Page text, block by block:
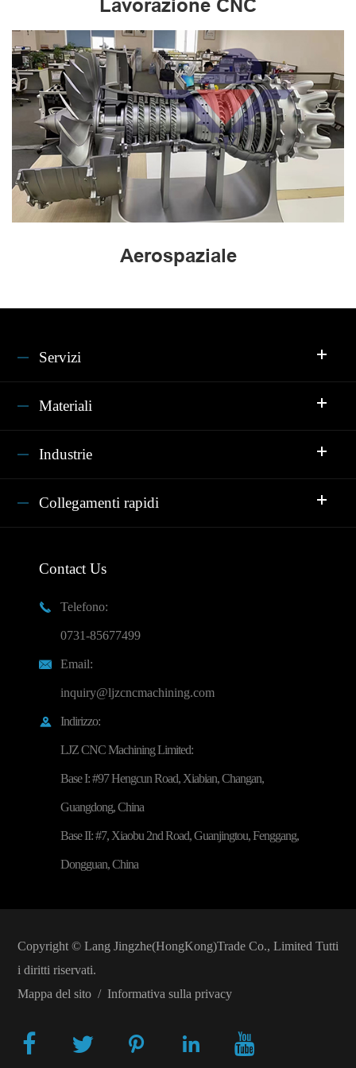
Lavorazione CNC
Aerospaziale
Servizi
Materiali
Industrie
Collegamenti rapidi
Contact Us

Telefono:
0731-85677499

Email:
inquiry@ljzcncmachining.com

Indirizzo:
LJZ CNC Machining Limited:
Base I: #97 Hengcun Road, Xiabian, Changan,
Guangdong, China
Base II: #7, Xiaobu 2nd Road, Guanjingtou, Fenggang,
Dongguan, China
Copyright © Lang Jingzhe(HongKong)Trade Co., LimitedTutti
i diritti riservati.
Mappa del sito/ Informativa sulla privacy